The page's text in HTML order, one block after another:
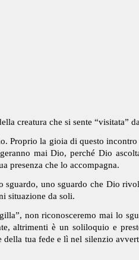
creatura che si sente “visitata”
Proprio la gioia di questo
mai Dio, perché Dio
presenza che lo accompagna.
uno sguardo che Dio
situazione da soli.
non riconosceremo mai lo
altrimenti è un soliloquio e
tua fede e lì nel silenzio